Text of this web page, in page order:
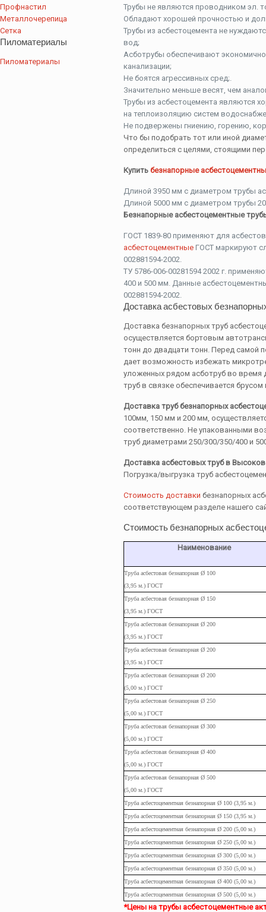
Трубы не являются проводником эл.
Обладают хорошей прочностью и
Трубы из асбестоцемента не
вод;
Асботрубы обеспечивают
канализации;
Не боятся агрессивных сред;.
Значительно меньше весят, чем
Трубы из асбестоцемента являются
на теплоизоляцию систем
Не подвержены гниению, горению,
Что бы подобрать тот или иной
определиться с целями, стоящими
Купить безнапорные
Длиной 3950 мм с диаметром трубы
Длиной 5000 мм с диаметром трубы
Безнапорные асбестоцементные
ГОСТ 1839-80 применяют для
асбестоцементныеГОСТ маркируют
002881594-2002.
ТУ 5786-006-00281594 2002 г.
400 и 500 мм. Данные
002881594-2002.
Доставка асбестовых
Доставка безнапорных труб
осуществляется бортовым
тонн до двадцати тонн. Перед самой
дает возможность избежать
уложенных рядом асботруб во время
труб в связке обеспечивается брусом
Доставка труб безнапорных
100мм, 150 мм и 200 мм,
соответственно. Не упакованными
труб диаметрами 250/300/350/400 и
Доставка асбестовых труб в
Погрузка/выгрузка труб
Стоимость доставки безнапорных
соответствующем разделе нашего
Стоимость безнапорных
Наименование
Труба асбестовая безнапорная Ø 100
(3,95 м.) ГОСТ
Труба асбестовая безнапорная Ø 150
(3,95 м. ) ГОСТ
Труба асбестовая безнапорная Ø 200
(3,95 м. ) ГОСТ
Труба асбестовая безнапорная Ø 200
(3,95 м. ) ГОСТ
Труба асбестовая безнапорная Ø 200
(5,00 м. ) ГОСТ
Труба асбестовая безнапорная Ø 250
(5,00 м. ) ГОСТ
Труба асбестовая безнапорная Ø 300
(5,00 м. ) ГОСТ
Труба асбестовая безнапорная Ø 400
(5,00 м. ) ГОСТ
Труба асбестовая безнапорная Ø 500
(5,00 м. ) ГОСТ
Труба асбестоцементная безнапорная Ø 100 (3,95 м. )
Труба асбестоцементная безнапорная Ø 150 (3,95 м. )
Труба асбестоцементная безнапорная Ø 200 (5,00 м. )
Труба асбестоцементная безнапорная Ø 250 (5,00 м. )
Труба асбестоцементная безнапорная Ø 300 (5,00 м. )
Труба асбестоцементная безнапорная Ø 350 (5,00 м. )
Труба асбестоцементная безнапорная Ø 400 (5,00 м. )
Труба асбестоцементная безнапорная Ø 500 (5,00 м. )
*Цены на трубы асбестоцементные
Профнастил
Металлочерепица
Сетка
Пиломатериалы
Пиломатериалы